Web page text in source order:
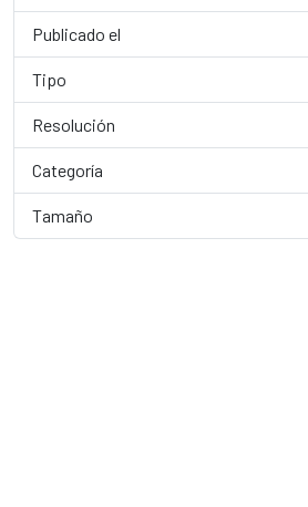
Publicado el
Tipo
Resolución
Categoría
Tamaño